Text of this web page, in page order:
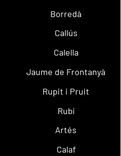
Borredà
Callús
Calella
Jaume de Frontanyà
Rupit i Pruit
Rubí
Artés
Calaf